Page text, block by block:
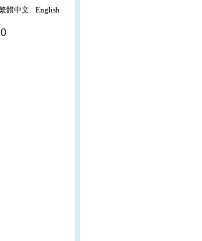
體中文 English